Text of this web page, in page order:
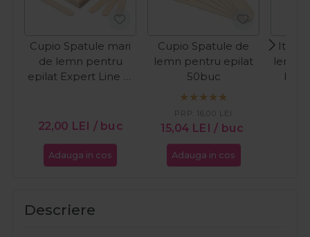
Cupio Spatule mari
de lemn pentru
epilat Expert Line M
22,00 LEI / buc
Adauga in cos
Cupio Spatule de
lemn pentru epilat
50buc
15,04 LEI / buc
PRP: 16,00 LEI
Adauga in cos
lemn
Descriere